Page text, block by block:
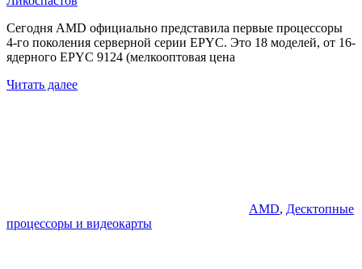
Сегодня AMD официально представила первые процессоры
4-го поколения серверной серии EPYC. Это 18 моделей, от 16-
ядерного EPYC 9124 (мелкооптовая цена
Читать далее
AMD, Десктопные
процессоры и видеокарты